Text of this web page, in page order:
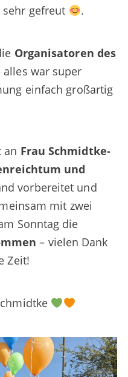
sehr gefreut
.
Organisatoren des
war super
einfach großartig
an Frau Schmidtke-
und
vorbereitet und
mit zwei
Sonntag die
– vielen Dank
Zeit!